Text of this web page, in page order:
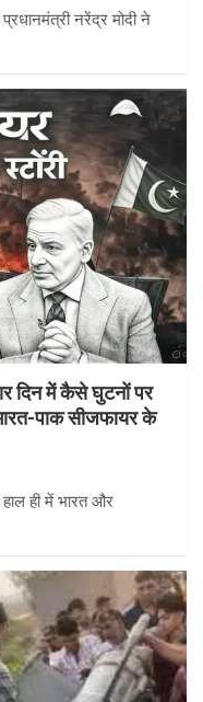
नरेंद्र मोदी ने
दिन में कैसे घुटनों पर
पाक सीजफायर के
ही में भारत और